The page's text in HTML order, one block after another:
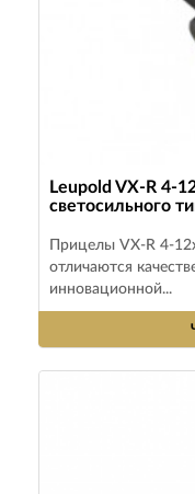
Leupold VX-R 4-
светосильного
Прицелы VX-R 4-
отличаются
инновационной...